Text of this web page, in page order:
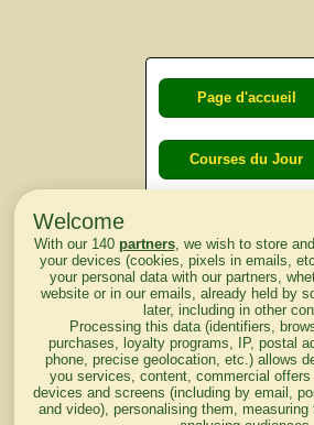
Page d'accueil
Courses du Jour
lendemain
Courses
d'aujourd'hui
Welcome
With our 140 partners, we wish to store
your devices (cookies, pixels in emails,
your personal data with our partners,
website or in our emails, already held by
later, including in other
Processing this data (identifiers,
purchases, loyalty programs, IP, postal
phone, precise geolocation, etc.) allows
you services, content, commercial
devices and screens (including by email,
and video), personalising them, measuring